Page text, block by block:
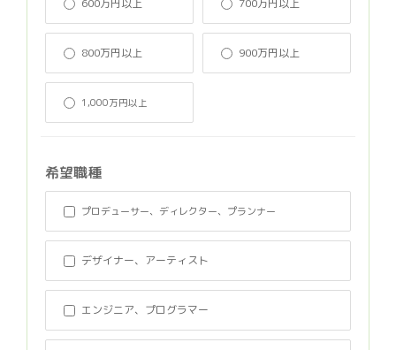
800万円以上 900万円以上
1,000万円以上
希望職種
プロデューサー、ディレクター、プランナー
デザイナー、アーティスト
エンジニア、プログラマー